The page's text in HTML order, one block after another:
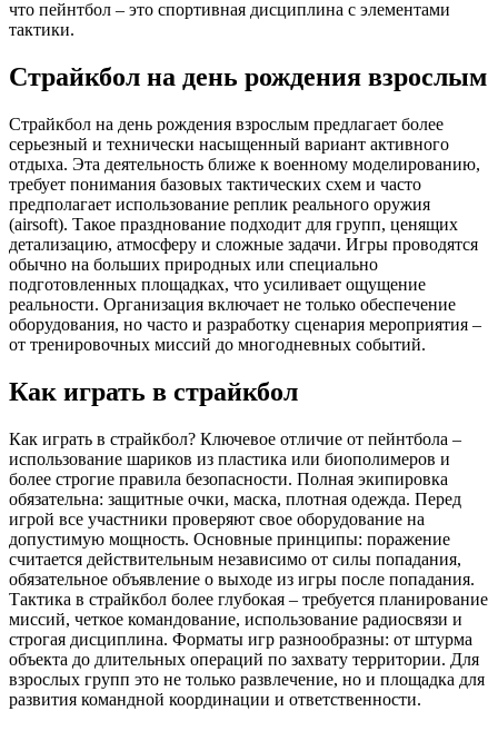
что пейнтбол – это спортивная дисциплина с элементами
тактики.
Страйкбол на день рождения взрослым
Страйкбол на день рождения взрослым предлагает более
серьезный и технически насыщенный вариант активного
отдыха. Эта деятельность ближе к военному моделированию,
требует понимания базовых тактических схем и часто
предполагает использование реплик реального оружия
(airsoft). Такое празднование подходит для групп, ценящих
детализацию, атмосферу и сложные задачи. Игры проводятся
обычно на больших природных или специально
подготовленных площадках, что усиливает ощущение
реальности. Организация включает не только обеспечение
оборудования, но часто и разработку сценария мероприятия –
от тренировочных миссий до многодневных событий.
Как играть в страйкбол
Как играть в страйкбол? Ключевое отличие от пейнтбола –
использование шариков из пластика или биополимеров и
более строгие правила безопасности. Полная экипировка
обязательна: защитные очки, маска, плотная одежда. Перед
игрой все участники проверяют свое оборудование на
допустимую мощность. Основные принципы: поражение
считается действительным независимо от силы попадания,
обязательное объявление о выходе из игры после попадания.
Тактика в страйкбол более глубокая – требуется планирование
миссий, четкое командование, использование радиосвязи и
строгая дисциплина. Форматы игр разнообразны: от штурма
объекта до длительных операций по захвату территории. Для
взрослых групп это не только развлечение, но и площадка для
развития командной координации и ответственности.